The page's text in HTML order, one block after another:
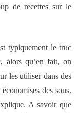
de recettes sur le
typiquement le truc
alors qu’en fait, on
les utiliser dans des
des sous.
A savoir que